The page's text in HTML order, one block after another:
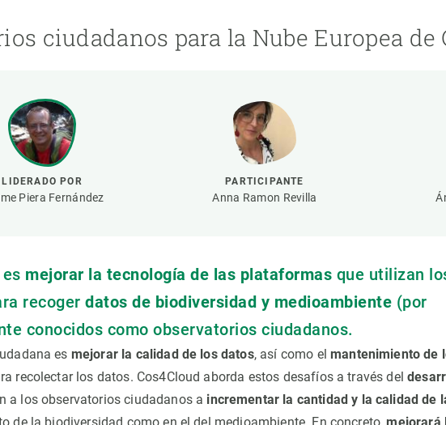
ciudadanos para la Nube Europea
LIDERADO POR
Piera Fernández
PARTICIPANTE
Anna Ramon Revilla
mejorar la tecnología de las plataformas que utilizan
recoger datos de biodiversidad y medioambiente (por
conocidos como observatorios ciudadanos.
es mejorar la calidad de los datos, así como elmantenimiento de
recolectar los datos. Cos4Cloud aborda estos desafíos a través del
a los observatorios ciudadanos a incrementar la cantidad y la calidad de
Funcionamento de ecosistemas
Publicaciones
Synthesis Actions
Política y gestión Pide tu
Un lugar